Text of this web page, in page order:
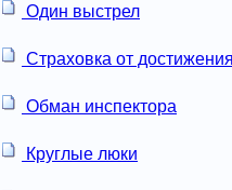
Один выстрел
Страховка от
Обман инспектора
Круглые люки